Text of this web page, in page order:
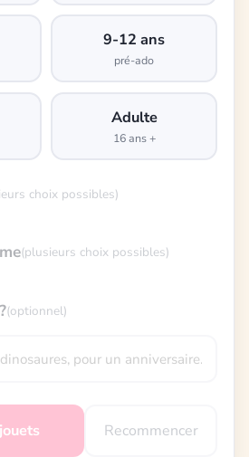
9-12 ans
pré-ado
Adulte
16 ans +
choix possibles)
(plusieurs choix possibles)
(optionnel)
Recommencer